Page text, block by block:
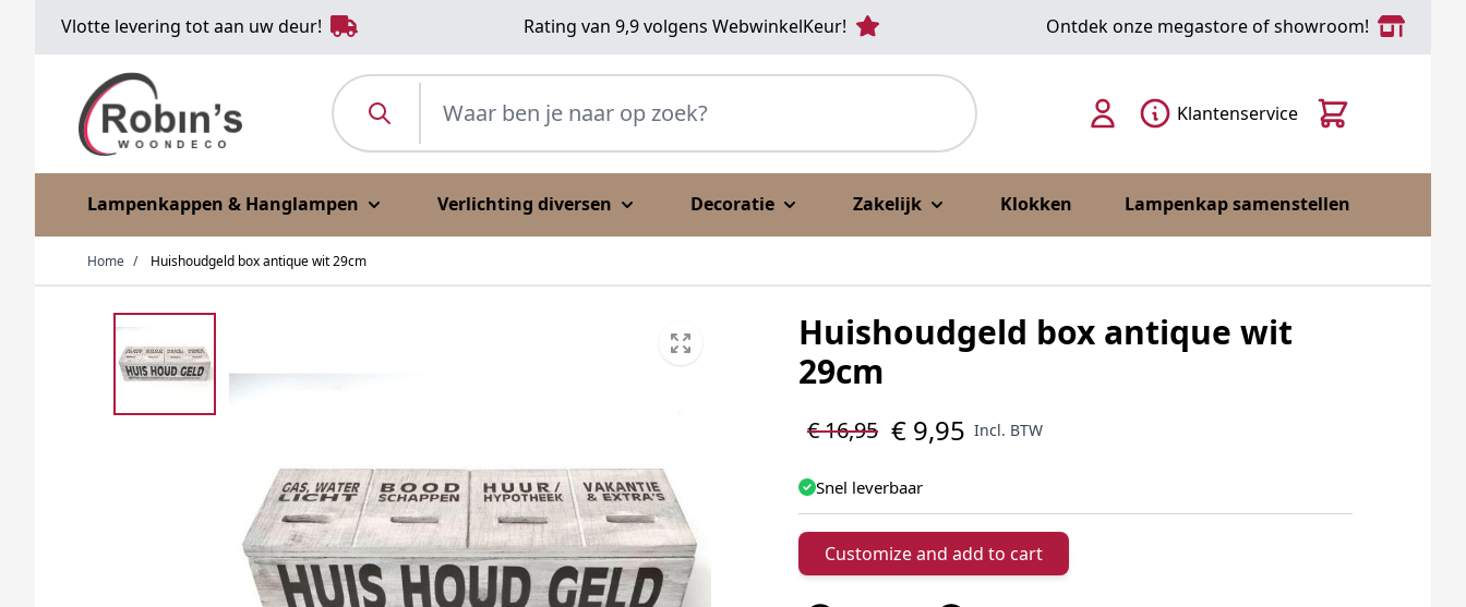
Vlotte levering tot aan uw deur! Rating van 9,9 volgens WebwinkelKeur! Ontdek onze megastore of showroom!
Waar ben je naar op zoek?
Lampenkappen & Hanglampen Verlichting diversen Decoratie Zakelijk Klokken Lampenkap samenstellen
Klantenservice Cart
Home / Huishoudgeld box antique wit 29cm
Huishoudgeld box antique wit
29cm
€ 16,95 € 9,95 Incl. BTW
Snel leverbaar
Customize and add to cart